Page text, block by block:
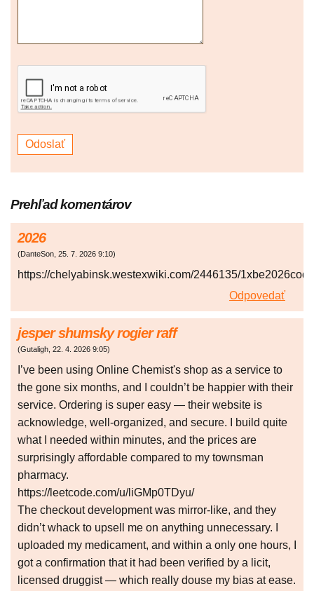
Prehľad komentárov
2026
(DanteSon, 25. 7. 2026 9:10)
https://chelyabinsk.westexwiki.com/2446135/1xbe2026code
Odpovedať
jesper shumsky rogier raff
(Gutaligh, 22. 4. 2026 9:05)
I’ve been using Online Chemist's shop as a service to
the gone six months, and I couldn’t be happier with their
service. Ordering is super easy — their website is
acknowledge, well-organized, and secure. I build quite
what I needed within minutes, and the prices are
surprisingly affordable compared to my townsman
pharmacy.
https://leetcode.com/u/liGMp0TDyu/
The checkout development was mirror-like, and they
didn’t whack to upsell me on anything unnecessary. I
uploaded my medicament, and within a only one hours, I
got a confirmation that it had been verified by a licit,
licensed druggist — which really douse my bias at ease.